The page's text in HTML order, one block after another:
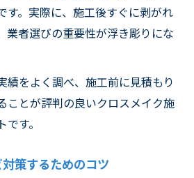
す。実際に、施工後すぐに剥がれ
業者選びの重要性が浮き彫りにな
績をよく調べ、施工前に見積もり
ことが評判の良いクロスメイク施
す。
策するためのコツ